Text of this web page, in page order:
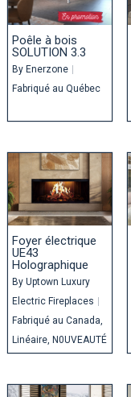
Poêle à bois
SOLUTION 3.3
By Enerzone |
Fabriqué au Québec
Foyer électrique
UE43
Holographique
By Uptown Luxury
Electric Fireplaces
Fabriqué au Canada
Linéaire N0UVEAUTÉ